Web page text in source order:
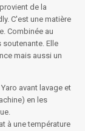
de la
C'est une matière
Combinée au
Elle
mais aussi un
avant lavage et
en les
à une température